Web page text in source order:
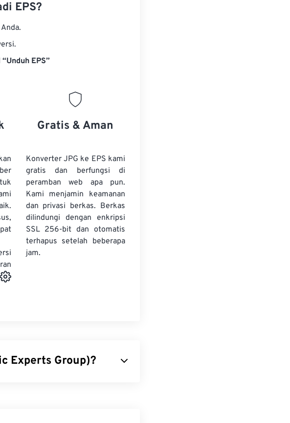
EPS?
“Unduh EPS”
Gratis & Aman
Konverter JPG ke EPS kami
gratis dan berfungsi di
peramban web apa pun.
Kami menjamin keamanan
dan privasi berkas. Berkas
dilindungi dengan enkripsi
SSL 256-bit dan otomatis
terhapus setelah beberapa
jam.
Experts Group)?